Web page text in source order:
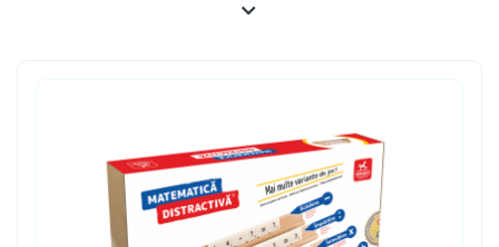
7-8 ani copiii adoră să se pună în diferite roluri și astfel
Jucăriile STEM îi pot ajuta pe copii să învețe despre
știință, tehnologie, inginerie și matematică. Există o